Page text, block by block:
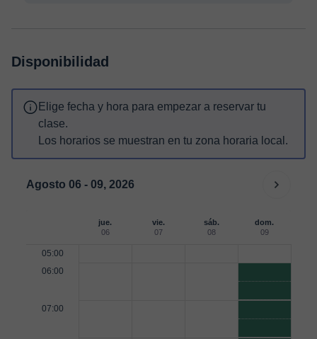
Disponibilidad
Elige fecha y hora para empezar a reservar tu
clase.
Los horarios se muestran en tu zona horaria local.
Agosto 06 - 09, 2026
jue.
06
vie.
07
sáb.
08
dom.
09
05:00
06:00
07:00